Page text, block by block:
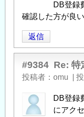
DB登録
確認した方が良
返信
#9384 Re: 特
投稿者 omu
DB登録
にアク